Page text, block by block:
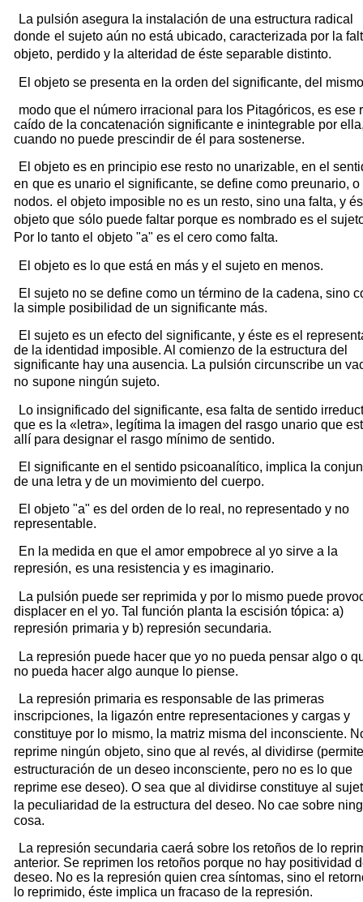
La pulsión asegura la instalación de una estructura radical
donde el sujeto aún no está ubicado, caracterizada por la
objeto, perdido y la alteridad de éste separable distinto.
El objeto se presenta en la orden del significante, del mismo
modo que el número irracional para los Pitagóricos, es ese
caído de la concatenación significante e inintegrable por
cuando no puede prescindir de él para sostenerse.
El objeto es en principio ese resto no unarizable, en el
en que es unario el significante, se define como preunario, o
nodos. el objeto imposible no es un resto, sino una falta, y
objeto que sólo puede faltar porque es nombrado es el
Por lo tanto el objeto "a" es el cero como falta.
El objeto es lo que está en más y el sujeto en menos.
El sujeto no se define como un término de la cadena, sino
la simple posibilidad de un significante más.
El sujeto es un efecto del significante, y éste es el
de la identidad imposible. Al comienzo de la estructura del
significante hay una ausencia. La pulsión circunscribe un
no supone ningún sujeto.
Lo insignificado del significante, esa falta de sentido
que es la «letra», legítima la imagen del rasgo unario que
allí para designar el rasgo mínimo de sentido.
El significante en el sentido psicoanalítico, implica la
de una letra y de un movimiento del cuerpo.
El objeto "a" es del orden de lo real, no representado y no
representable.
En la medida en que el amor empobrece al yo sirve a la
represión, es una resistencia y es imaginario.
La pulsión puede ser reprimida y por lo mismo puede
displacer en el yo. Tal función planta la escisión tópica: a)
represión primaria y b) represión secundaria.
La represión puede hacer que yo no pueda pensar algo o
no pueda hacer algo aunque lo piense.
La represión primaria es responsable de las primeras
inscripciones, la ligazón entre representaciones y cargas y
constituye por lo mismo, la matriz misma del inconsciente.
reprime ningún objeto, sino que al revés, al dividirse
estructuración de un deseo inconsciente, pero no es lo que
reprime ese deseo). O sea que al dividirse constituye al
la peculiaridad de la estructura del deseo. No cae sobre
cosa.
La represión secundaria caerá sobre los retoños de lo
anterior. Se reprimen los retoños porque no hay positividad
deseo. No es la represión quien crea síntomas, sino el
lo reprimido, éste implica un fracaso de la represión.